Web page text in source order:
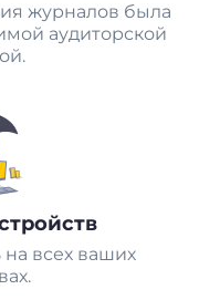
журналов была
аудиторской
всех ваших